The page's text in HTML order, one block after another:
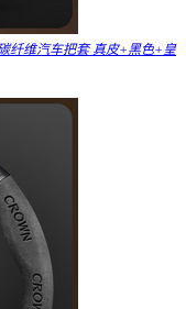
纤维汽车把套 真皮+黑色+皇